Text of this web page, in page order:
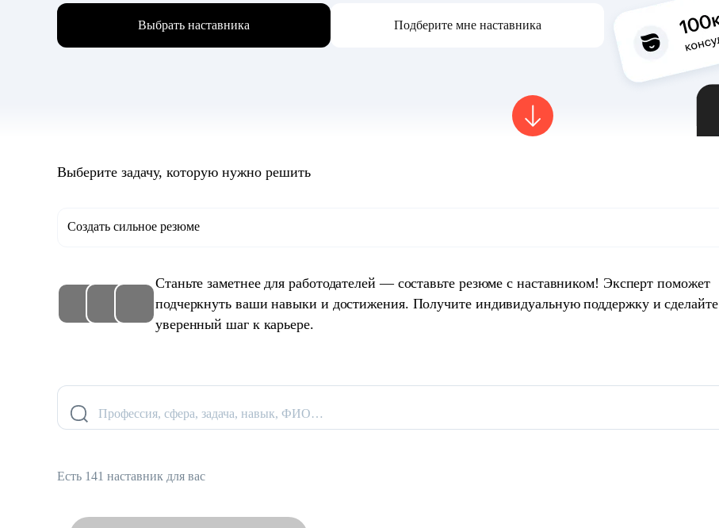
Выбрать наставника Подберите мне наставника
Выберите задачу, которую нужно решить
Создать сильное резюме
Станьте заметнее для работодателей — составьте резюме с наставником! Эксперт поможет
подчеркнуть ваши навыки и достижения. Получите индивидуальную поддержку и сделайте
уверенный шаг к карьере.
Профессия, сфера, задача, навык, ФИО…
Есть 141 наставник для вас